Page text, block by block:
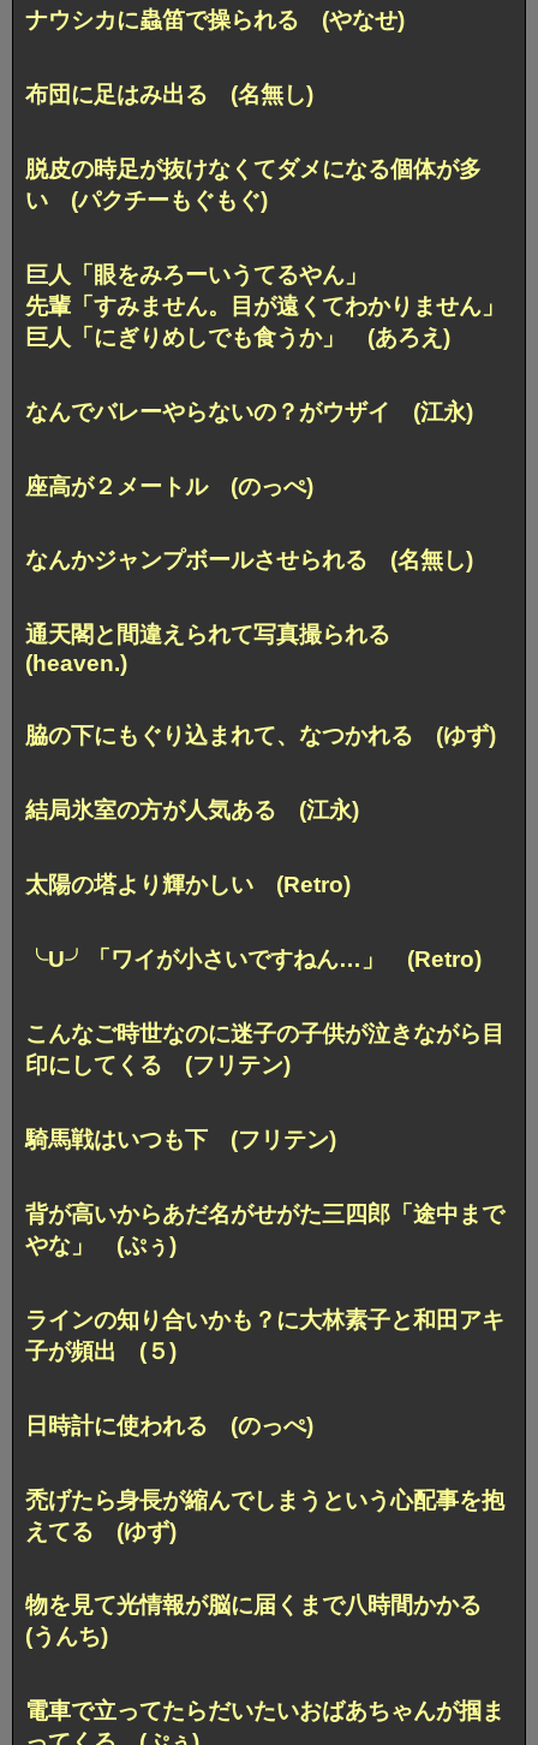
ナウシカに蟲笛で操られる (やなせ)
布団に足はみ出る (名無し)
脱皮の時足が抜けなくてダメになる個体が多
い (パクチーもぐもぐ)
巨人「眼をみろーいうてるやん」
先輩「すみません。目が遠くてわかりません」
巨人「にぎりめしでも食うか」 (あろえ)
なんでバレーやらないの？がウザイ (江永)
座高が２メートル (のっぺ)
なんかジャンプボールさせられる (名無し)
通天閣と間違えられて写真撮られる
(heaven.)
脇の下にもぐり込まれて、なつかれる (ゆず)
結局氷室の方が人気ある (江永)
太陽の塔より輝かしい (Retro)
╰U╯「ワイが小さいですねん…」 (Retro)
こんなご時世なのに迷子の子供が泣きながら目
印にしてくる (フリテン)
騎馬戦はいつも下 (フリテン)
背が高いからあだ名がせがた三四郎 「途中まで
やな」 (ぷぅ)
ラインの知り合いかも？に大林素子と和田アキ
子が頻出 (５)
日時計に使われる (のっぺ)
禿げたら身長が縮んでしまうという心配事を抱
えてる (ゆず)
物を見て光情報が脳に届くまで八時間かかる
(うんち)
電車で立ってたらだいたいおばあちゃんが掴ま